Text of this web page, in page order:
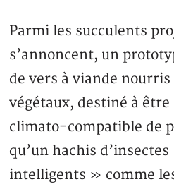
Parmi les succulents
s’annoncent, un
de vers à viande
végétaux, destiné à être
climato-compatible de
qu’un hachis
intelligents » comme